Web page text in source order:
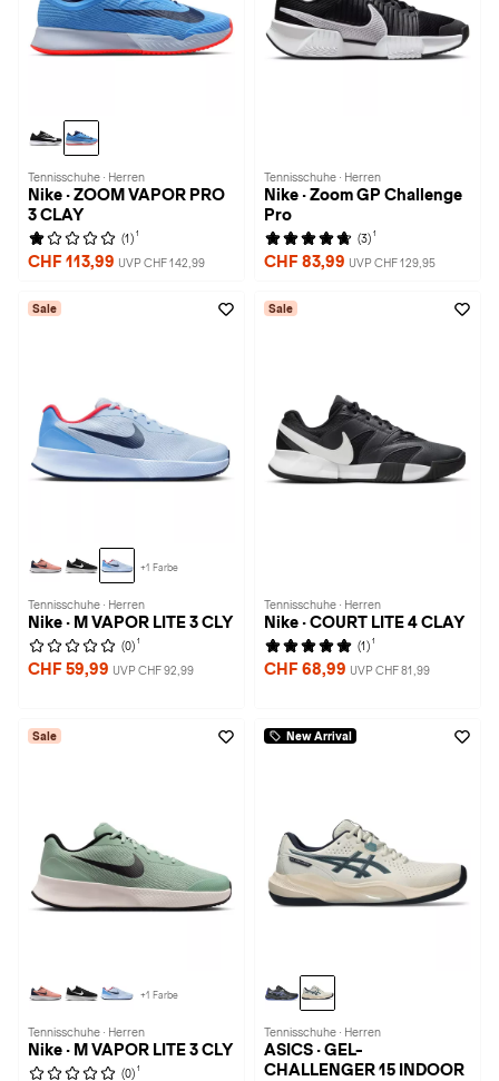
Tennisschuhe · Herren
Nike · ZOOM VAPOR PRO
3 CLAY
(1) 1
CHF 113,99 UVP CHF 142,99
Tennisschuhe · Herren
Nike · Zoom GP Challenge
Pro
(3) 1
CHF 83,99 UVP CHF 129,95
Sale
+1 Farbe
Tennisschuhe · Herren
Nike · M VAPOR LITE 3 CLY
(0) 1
CHF 59,99 UVP CHF 92,99
Sale
Tennisschuhe · Herren
Nike · COURT LITE 4 CLAY
(1) 1
CHF 68,99 UVP CHF 81,99
Sale
+1 Farbe
Tennisschuhe · Herren
Nike · M VAPOR LITE 3 CLY
(0) 1
New Arrival
Tennisschuhe · Herren
ASICS · GEL-
CHALLENGER 15 INDOOR